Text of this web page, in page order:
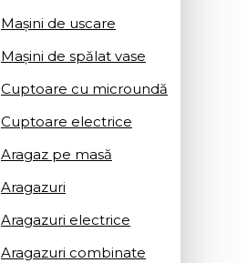
Mașini de uscare
Mașini de spălat vase
Cuptoare cu microundă
Cuptoare electrice
Aragaz pe masă
Aragazuri
Aragazuri electrice
Aragazuri combinate